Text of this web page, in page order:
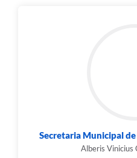
Secretaria Municipal
Alberis Vinicius